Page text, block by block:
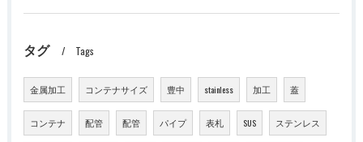
タグ Tags
金属加工 コンテナサイズ 豊中 stainless 加工 蓋
コンテナ 配管 配管 パイプ 表札 SUS ステンレス